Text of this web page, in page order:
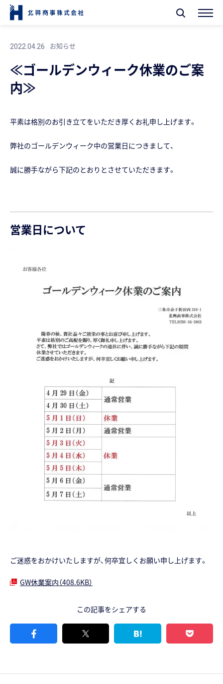
2022.04.26 お知らせ
≪ゴールデンウィーク休業のご案
内≫
平素は格別のお引き立てをいただき厚くお礼申し上げます。
弊社のゴールデンウィーク中の営業日につきまして、
誠に勝手ながら下記のとおりとさせていただきます。
営業日について
ご迷惑をおかけいたしますが、何卒宜しくお願い申し上げます。
GW休業案内（408.6KB）
この記事をシェアする